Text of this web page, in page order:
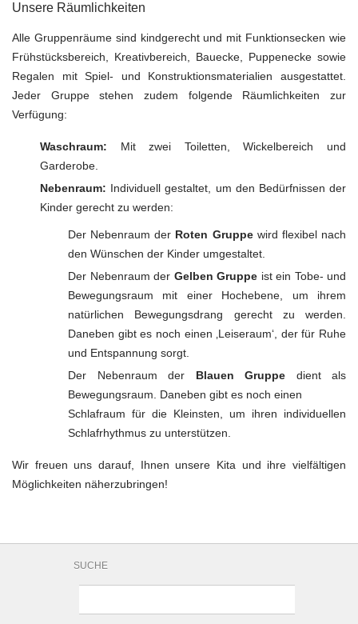
Unsere Räumlichkeiten
Alle Gruppenräume sind kindgerecht und mit Funktionsecken wie
Frühstücksbereich, Kreativbereich, Bauecke, Puppenecke sowie
Regalen mit Spiel- und Konstruktionsmaterialien ausgestattet.
Jeder Gruppe stehen zudem folgende Räumlichkeiten zur
Verfügung:
Waschraum: Mit zwei Toiletten, Wickelbereich und
Garderobe.
Nebenraum: Individuell gestaltet, um den Bedürfnissen der
Kinder gerecht zu werden:
Der Nebenraum der Roten Gruppewird flexibel nach
den Wünschen der Kinder umgestaltet.
Der Nebenraum der Gelben Gruppe ist ein Tobe- und
Bewegungsraum mit einer Hochebene, um ihrem
natürlichen Bewegungsdrang gerecht zu werden.
Daneben gibt es noch einen ‚Leiseraum‘, der für Ruhe
und Entspannung sorgt.
Der Nebenraum der Blauen Gruppe dient als
Bewegungsraum. Daneben gibt es noch einen
Schlafraum für die Kleinsten, um ihren individuellen
Schlafrhythmus zu unterstützen.
Wir freuen uns darauf, Ihnen unsere Kita und ihre vielfältigen
Möglichkeiten näherzubringen!
SUCHE